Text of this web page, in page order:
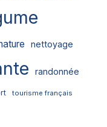
nettoyage
randonnée
tourisme français